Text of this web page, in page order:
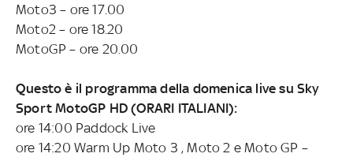
Moto3 – ore 17.00
Moto2 – ore 18.20
MotoGP – ore 20.00
Questo è il programma della domenica live su Sky
Sport MotoGP HD (ORARI ITALIANI):
ore 14:00 Paddock Live
ore 14:20 Warm Up Moto 3 , Moto 2 e Moto GP –